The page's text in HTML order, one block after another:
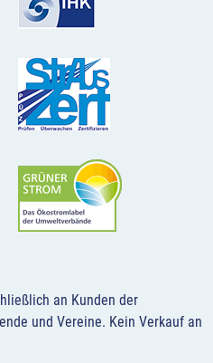
an Kunden der
und Vereine. Kein Verkauf an